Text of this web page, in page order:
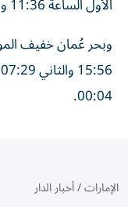
وبحر عُمان خفيف
00:04.
الإمارات/أخبار الدار